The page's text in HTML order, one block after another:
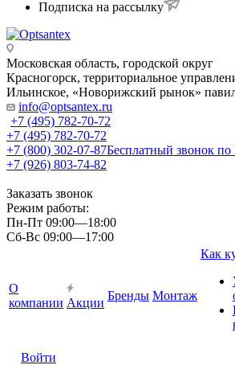
Подписка на рассылку
Московская область, городской округ
Красногорск, территориальное
Ильинское, «Новорижский рынок»
info@optsantex.ru
+7 (495) 782-70-72
+7 (495) 782-70-72
+7 (800) 302-07-87Бесплатный звонок
+7 (926) 803-74-82
Заказать звонок
Режим работы:
Пн-Пт 09:00—18:00
Сб-Вс 09:00—17:00
О
компании Акции
Бренды Монтаж
Как
Войти